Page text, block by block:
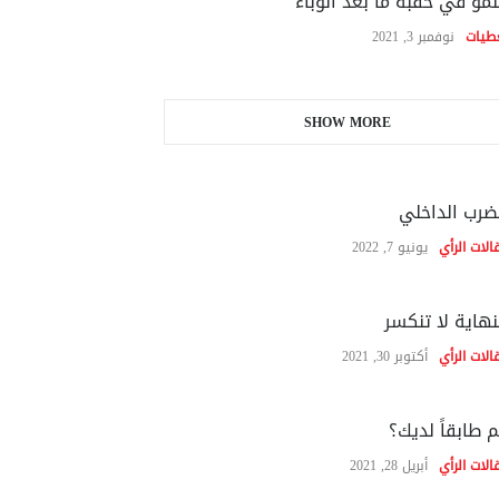
نوفمبر 3, 2021
SHOW MORE
الداخلي
الرأي يونيو 7, 2022
لا تنكسر
الرأي أكتوبر 30, 2021
طابقاً لديك؟
الرأي أبريل 28, 2021